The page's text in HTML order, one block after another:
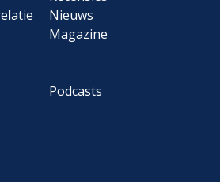
Nieuws
Magazine
Podcasts